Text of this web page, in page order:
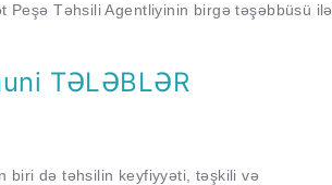
Peşə Təhsili Agentliyinin birgə təşəbbüsü ilə
TƏLƏBLƏR
biri də təhsilin keyfiyyəti, təşkili və